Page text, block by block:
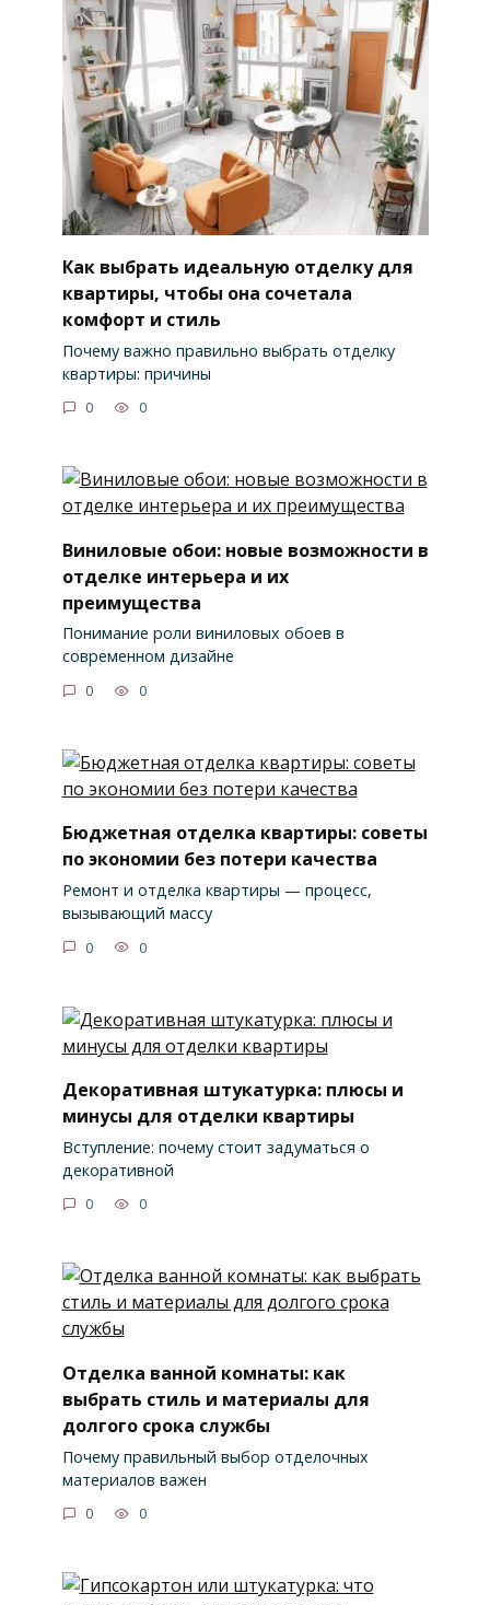
Как выбрать идеальную отделку для
квартиры, чтобы она сочетала
комфорт и стиль
Почему важно правильно выбрать отделку
квартиры: причины
0 0
Виниловые обои: новые возможности в
отделке интерьера и их
преимущества
Понимание роли виниловых обоев в
современном дизайне
0 0
Бюджетная отделка квартиры: советы
по экономии без потери качества
Ремонт и отделка квартиры — процесс,
вызывающий массу
0 0
Декоративная штукатурка: плюсы и
минусы для отделки квартиры
Вступление: почему стоит задуматься о
декоративной
0 0
Отделка ванной комнаты: как
выбрать стиль и материалы для
долгого срока службы
Почему правильный выбор отделочных
материалов важен
0 0